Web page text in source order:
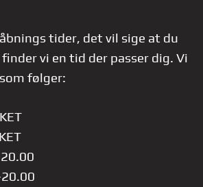
tider, det vil sige at du
vi en tid der passer dig. Vi
følger: